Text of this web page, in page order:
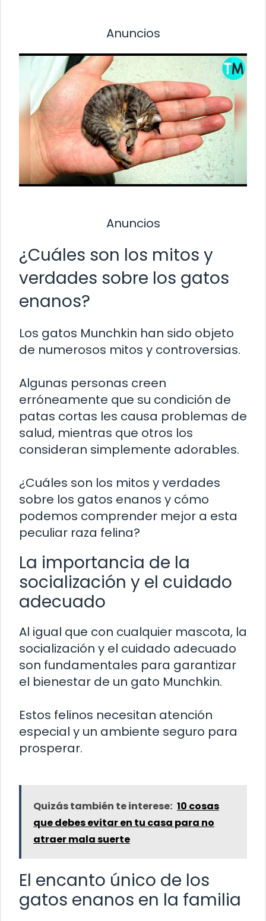
Anuncios
Anuncios
¿Cuáles son los mitos y
verdades sobre los gatos
enanos?
Los gatos Munchkin han sido objeto
de numerosos mitos y controversias.
Algunas personas creen
erróneamente que su condición de
patas cortas les causa problemas de
salud, mientras que otros los
consideran simplemente adorables.
¿Cuáles son los mitos y verdades
sobre los gatos enanos y cómo
podemos comprender mejor a esta
peculiar raza felina?
La importancia de la
socialización y el cuidado
adecuado
Al igual que con cualquier mascota, la
socialización y el cuidado adecuado
son fundamentales para garantizar
el bienestar de un gato Munchkin.
Estos felinos necesitan atención
especial y un ambiente seguro para
prosperar.
Quizás también te interese: 10 cosas
que debes evitar en tu casa para no
atraer mala suerte
El encanto único de los
gatos enanos en la familia